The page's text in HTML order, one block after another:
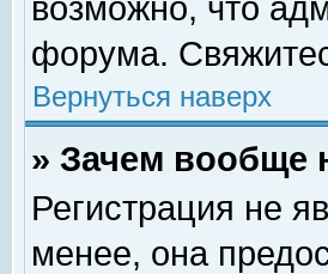
возможно, что
форума.
Вернуться наверх
» Зачем вообще
Регистрация не
менее, она